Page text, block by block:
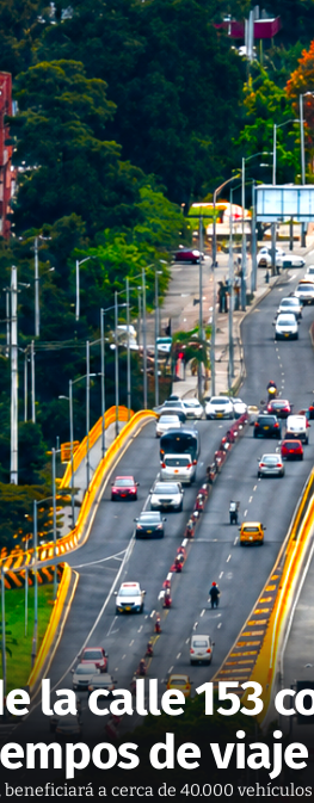
la calle 153
de viaje
a cerca de 40.000